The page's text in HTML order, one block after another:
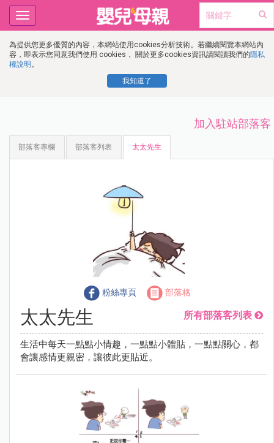
為提供您更多優質的內容，本網站使用cookies分析技術。若繼續閱覽本網站內
容，即表示您同意我們使用 cookies， 關於更多cookies資訊請閱讀我們的隱私
權說明 。
我知道了
Toggle
navigation
加入駐站部落客
部落客專欄 部落客列表 太太先生
粉絲專頁 部落格
太太先生 所有部落客列表
生活中每天一點點小情趣，一點點小體貼，一點點關心，都
會讓感情更親密，讓彼此更貼近。